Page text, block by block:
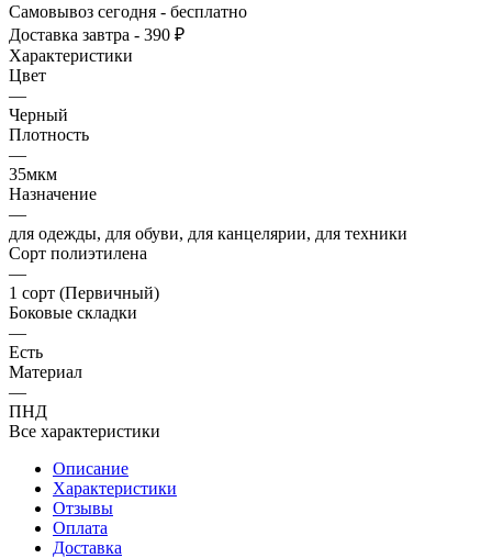
Самовывоз сегодня - бесплатно
Доставка завтра - 390 ₽
Характеристики
Цвет
—
Черный
Плотность
—
35мкм
Назначение
—
для одежды, для обуви, для канцелярии, для техники
Сорт полиэтилена
—
1 сорт (Первичный)
Боковые складки
—
Есть
Материал
—
ПНД
Все характеристики
Описание
Характеристики
Отзывы
Оплата
Доставка